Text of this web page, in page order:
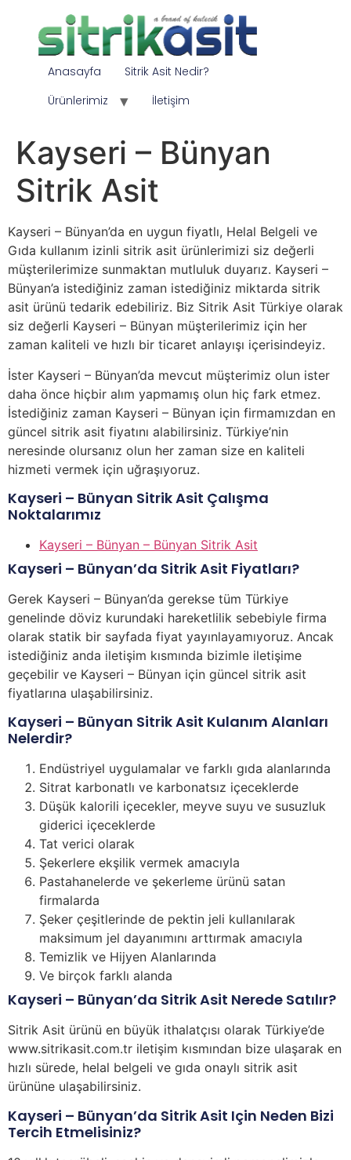
Anasayfa
Sitrik Asit Nedir?
Ürünlerimiz
İletişim
Kayseri – Bünyan
Sitrik Asit
Kayseri – Bünyan’da en uygun fiyatlı, Helal Belgeli ve
Gıda kullanım izinli sitrik asit ürünlerimizi siz değerli
müşterilerimize sunmaktan mutluluk duyarız. Kayseri –
Bünyan’a istediğiniz zaman istediğiniz miktarda sitrik
asit ürünü tedarik edebiliriz. Biz Sitrik Asit Türkiye olarak
siz değerli Kayseri – Bünyan müşterilerimiz için her
zaman kaliteli ve hızlı bir ticaret anlayışı içerisindeyiz.
İster Kayseri – Bünyan’da mevcut müşterimiz olun ister
daha önce hiçbir alım yapmamış olun hiç fark etmez.
İstediğiniz zaman Kayseri – Bünyan için firmamızdan en
güncel sitrik asit fiyatını alabilirsiniz. Türkiye’nin
neresinde olursanız olun her zaman size en kaliteli
hizmeti vermek için uğraşıyoruz.
Kayseri – Bünyan Sitrik Asit Çalışma
Noktalarımız
Kayseri – Bünyan – Bünyan Sitrik Asit
Kayseri – Bünyan’da Sitrik Asit Fiyatları?
Gerek Kayseri – Bünyan’da gerekse tüm Türkiye
genelinde döviz kurundaki hareketlilik sebebiyle firma
olarak statik bir sayfada fiyat yayınlayamıyoruz. Ancak
istediğiniz anda iletişim kısmında bizimle iletişime
geçebilir ve Kayseri – Bünyan için güncel sitrik asit
fiyatlarına ulaşabilirsiniz.
Kayseri – Bünyan Sitrik Asit Kulanım Alanları
Nelerdir?
Endüstriyel uygulamalar ve farklı gıda alanlarında
Sitrat karbonatlı ve karbonatsız içeceklerde
Düşük kalorili içecekler, meyve suyu ve susuzluk
giderici içeceklerde
Tat verici olarak
Şekerlere ekşilik vermek amacıyla
Pastahanelerde ve şekerleme ürünü satan
firmalarda
Şeker çeşitlerinde de pektin jeli kullanılarak
maksimum jel dayanımını arttırmak amacıyla
Temizlik ve Hijyen Alanlarında
Ve birçok farklı alanda
Kayseri – Bünyan’da Sitrik Asit Nerede Satılır?
Sitrik Asit ürünü en büyük ithalatçısı olarak Türkiye’de
www.sitrikasit.com.tr iletişim kısmından bize ulaşarak en
hızlı sürede, helal belgeli ve gıda onaylı sitrik asit
ürününe ulaşabilirsiniz.
Kayseri – Bünyan’da Sitrik Asit Için Neden Bizi
Tercih Etmelisiniz?